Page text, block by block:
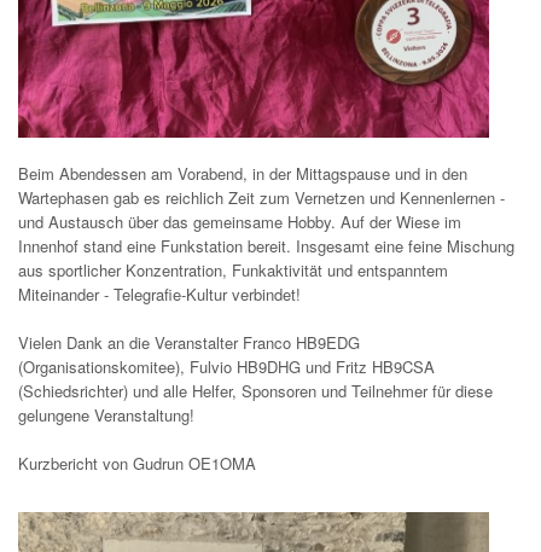
Beim Abendessen am Vorabend, in der Mittagspause und in den
Wartephasen gab es reichlich Zeit zum Vernetzen und Kennenlernen -
und Austausch über das gemeinsame Hobby. Auf der Wiese im
Innenhof stand eine Funkstation bereit. Insgesamt eine feine Mischung
aus sportlicher Konzentration, Funkaktivität und entspanntem
Miteinander - Telegrafie-Kultur verbindet!
Vielen Dank an die Veranstalter Franco HB9EDG
(Organisationskomitee), Fulvio HB9DHG und Fritz HB9CSA
(Schiedsrichter) und alle Helfer, Sponsoren und Teilnehmer für diese
gelungene Veranstaltung!
Kurzbericht von Gudrun OE1OMA